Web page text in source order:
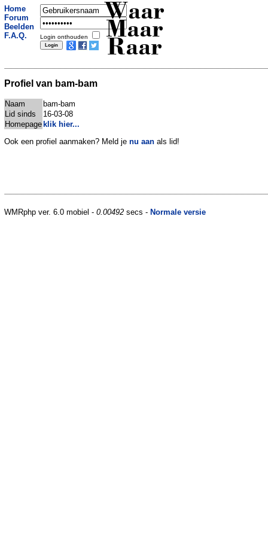
Home
Forum
Beelden
F.A.Q.
Login onthouden
Waar
Maar
Raar
Profiel van bam-bam
Naam
bam-bam
Lid sinds
16-03-08
Homepageklik hier...
Ook een profiel aanmaken? Meld je nu aan als lid!
WMRphp ver. 6.0 mobiel - 0.00492 secs - Normale versie